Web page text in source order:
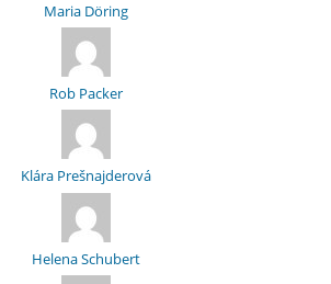
Maria Döring
Rob Packer
Klára Prešnajderová
Helena Schubert